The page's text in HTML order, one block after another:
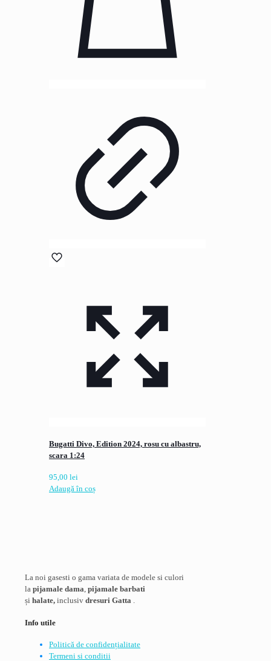
Bugatti Divo, Edition 2024, rosu cu albastru,
scara 1:24
95,00 lei
Adaugă în coș
La noi gasesti o gama variata de modele si culori
la pijamale dama, pijamale barbati
și halate, inclusiv dresuri Gatta .
Info utile
Politică de confidențialitate
Termeni si conditii